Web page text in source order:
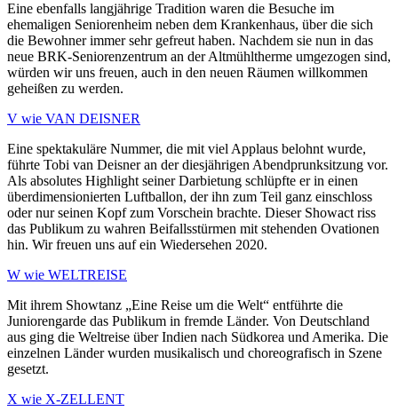
Eine ebenfalls langjährige Tradition waren die Besuche im
ehemaligen Seniorenheim neben dem Krankenhaus, über die sich
die Bewohner immer sehr gefreut haben. Nachdem sie nun in das
neue BRK-Seniorenzentrum an der Altmühltherme umgezogen sind,
würden wir uns freuen, auch in den neuen Räumen willkommen
geheißen zu werden.
V wie VAN DEISNER
Eine spektakuläre Nummer, die mit viel Applaus belohnt wurde,
führte Tobi van Deisner an der diesjährigen Abendprunksitzung vor.
Als absolutes Highlight seiner Darbietung schlüpfte er in einen
überdimensionierten Luftballon, der ihn zum Teil ganz einschloss
oder nur seinen Kopf zum Vorschein brachte. Dieser Showact riss
das Publikum zu wahren Beifallsstürmen mit stehenden Ovationen
hin. Wir freuen uns auf ein Wiedersehen 2020.
W wie WELTREISE
Mit ihrem Showtanz „Eine Reise um die Welt“ entführte die
Juniorengarde das Publikum in fremde Länder. Von Deutschland
aus ging die Weltreise über Indien nach Südkorea und Amerika. Die
einzelnen Länder wurden musikalisch und choreografisch in Szene
gesetzt.
X wie X-ZELLENT